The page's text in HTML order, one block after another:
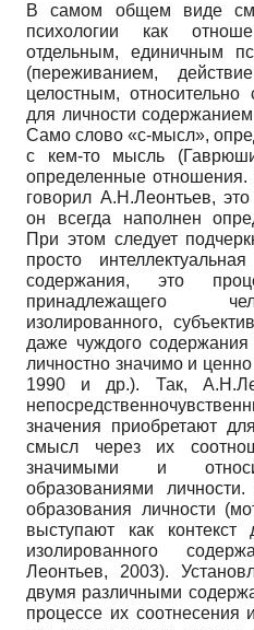
В самом общем виде
психологии как
отдельным, единичным
(переживанием,
целостным,
для личности
Само слово «с-мысл»,
с кем-то мысль
определенные
говорил А.Н.Леонтьев,
он всегда наполнен
При этом следует
просто
содержания, это
принадлежащего
изолированного,
даже чуждого
личностно значимо и
1990 и др.). Так,
значения приобретают
смысл через их
значимыми и
образованиями
образования личности
выступают как контекст
изолированного
Леонтьев, 2003).
двумя различными
процессе их соотнесения